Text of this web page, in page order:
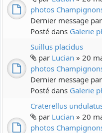
photos
Dernier message par
Posté dans Galerie
Suillus placidus
par Lucian » 20
photos
Dernier message par
Posté dans Galerie
Craterellus
par Lucian » 20
photos